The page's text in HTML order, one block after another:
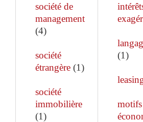
société de
management
(4)
société
étrangère (1)
société
immobilière
(1)
(1)
motifs